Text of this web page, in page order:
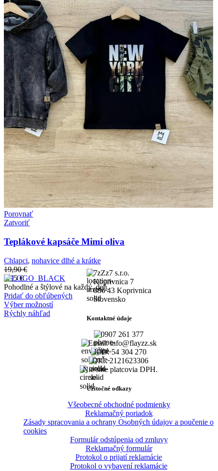
Porovnať
Zatvoriť
Teplákové kapsáče Mimi oliva
Chlapci, nohavice dlhé a krátke
19,90€
9,95€
Pohodlné a štýlové na každý deň.
Pridať do obľúbených
Výber možností
Rýchly náhľad
7zZz7 s.r.o.
Koprivnica 7
086 43 Koprivnica
Slovensko
Kontaktné údaje
0907 261 377
Email: info@flayzz.sk
IČO: 54 304 270
DIČ: 2121623306
Nie sme platcovia DPH.
Užitočné odkazy
Všeobecné obchodné podmienky
Reklamačný poriadok
Zásady spracovania a ochrany Osobných údajov a poučenie o
cookies
Formulár odstúpenia od zmluvy
Reklamačný formulár
Protokol o prijatí reklamácie
Protokol o vybavení reklamácie